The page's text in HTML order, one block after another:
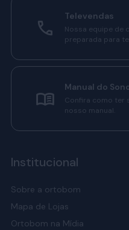
Televendas
Nossa equipe de
preparada para te
Manual do
Confira como ter
nosso manual.
Institucional
Sobre a ortobom
Mapa de Lojas
Ortobom na Mídia